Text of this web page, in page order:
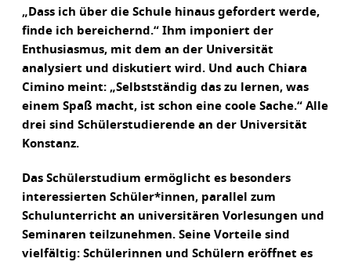
„Dass ich über die Schule hinaus gefordert werde,
finde ich bereichernd.“ Ihm imponiert der
Enthusiasmus, mit dem an der Universität
analysiert und diskutiert wird. Und auch Chiara
Cimino meint: „Selbstständig das zu lernen, was
einem Spaß macht, ist schon eine coole Sache.“ Alle
drei sind Schülerstudierende an der Universität
Konstanz.
Das Schülerstudium ermöglicht es besonders
interessierten Schüler*innen, parallel zum
Schulunterricht an universitären Vorlesungen und
Seminaren teilzunehmen. Seine Vorteile sind
vielfältig: Schülerinnen und Schülern eröffnet es